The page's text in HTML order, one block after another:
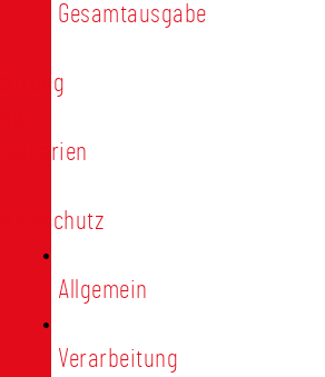
Gesamtausgabe
Satzung
Regularien
Datenschutz
Allgemein
Verarbeitung